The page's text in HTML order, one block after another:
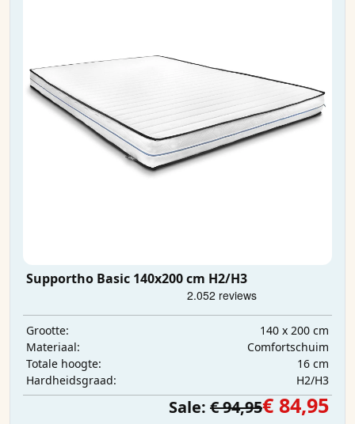
Supportho Basic 140x200 cm H2/H3
Grootte:
140 x 200 cm
Materiaal:
Comfortschuim
Totale hoogte:
16 cm
Hardheidsgraad:
H2/H3
Sale: € 94,95€ 84,95